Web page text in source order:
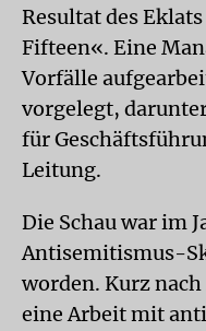
Resultat des
Fifteen«. Eine
Vorfälle
vorgelegt,
für
Leitung.
Die Schau war im
Antisemitismus-
worden. Kurz
eine Arbeit mit